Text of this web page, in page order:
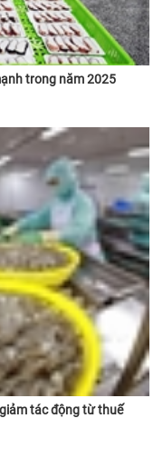
trong năm 2025
tác động từ thuế